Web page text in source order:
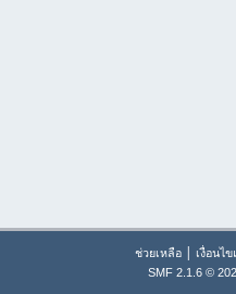
ช่วยเหลือ| เงื่อนไ
SMF 2.1.6 ©